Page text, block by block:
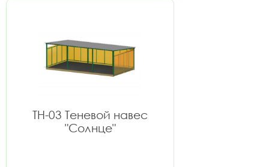
ТН-03 Теневой навес
"Солнце"